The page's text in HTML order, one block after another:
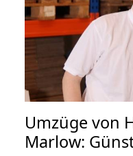
Umzüge von
Marlow: